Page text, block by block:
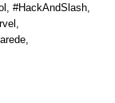
#HackAndSlash